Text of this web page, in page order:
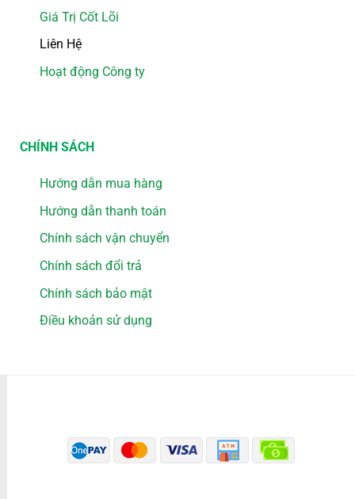
Giá Trị Cốt Lõi
Liên Hệ
Hoạt động Công ty
CHÍNH SÁCH
Hướng dẫn mua hàng
Hướng dẫn thanh toán
Chính sách vận chuyển
Chính sách đổi trả
Chính sách bảo mật
Điều khoản sử dụng